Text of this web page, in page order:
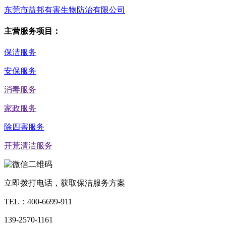
东莞市益邦有害生物防治有限公司
主营服务项目：
保洁服务
安保服务
消毒服务
家政服务
除四害服务
开荒清洁服务
立即拨打电话，获取保洁服务方案
TEL： 400-6699-911
139-2570-1161